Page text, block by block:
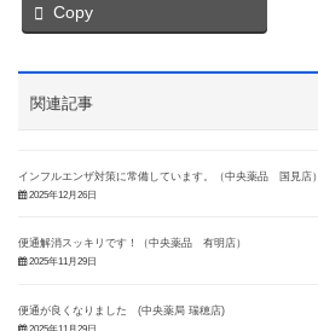
Copy
関連記事
インフルエンザ対策に常備しています。（中央薬品 国見店）
2025年12月26日
便通解消スッキリです！（中央薬品 有明店）
2025年11月29日
便通が良くなりました (中央薬局 瑞穂店)